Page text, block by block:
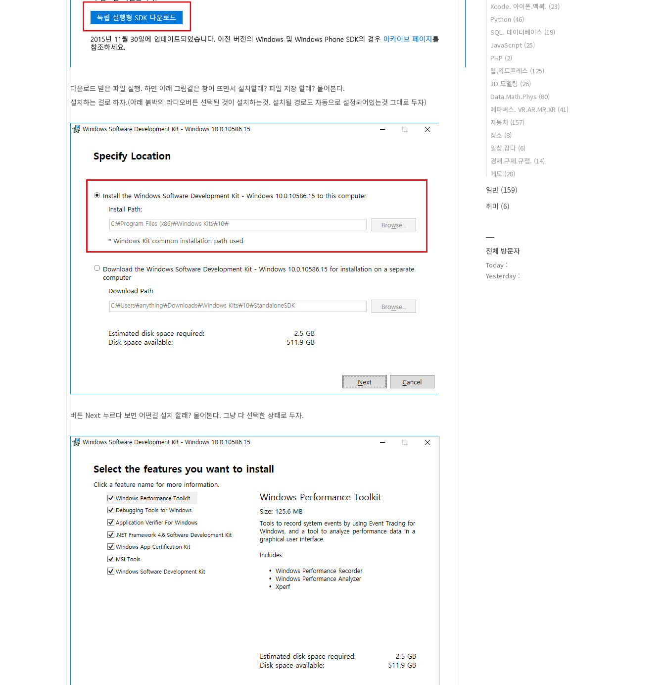
다운로드 받은 파일 실행. 하면 아래 그림같은 창이 뜨면서 설치할래? 파일 저장 할래? 물어본다.
설치하는 걸로 하자.(아래 붉박의 라디오버튼 선택된 것이 설치하는것. 설치될 경로도 자동으로 설정되어있는것 그대로 두자)
버튼 Next 누르다 보면 어떤걸 설치 할래? 물어본다. 그냥 다 선택한 상태로 두자.
Xcode. 아이폰.맥북. (23)
Python (46)
SQL. 데이터베이스 (19)
JavaScript (25)
PHP (2)
웹,워드프레스 (125)
3D 모델링 (26)
Data.Math.Phys (80)
메타버스. VR.AR.MR.XR (41)
자동차 (157)
장소 (8)
일상.잡다 (6)
경제.규제.규정. (14)
메모 (28)
일반 (159)
취미 (6)
전체 방문자
Today :
Yesterday :